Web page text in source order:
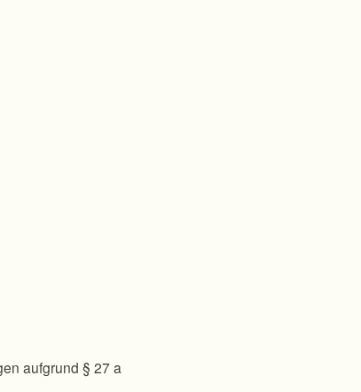
aufgrund § 27 a